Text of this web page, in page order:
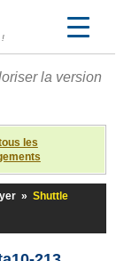
!
la version
les
» Shuttle